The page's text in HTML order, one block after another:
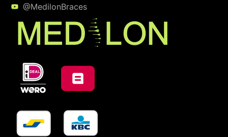
@MedilonBraces